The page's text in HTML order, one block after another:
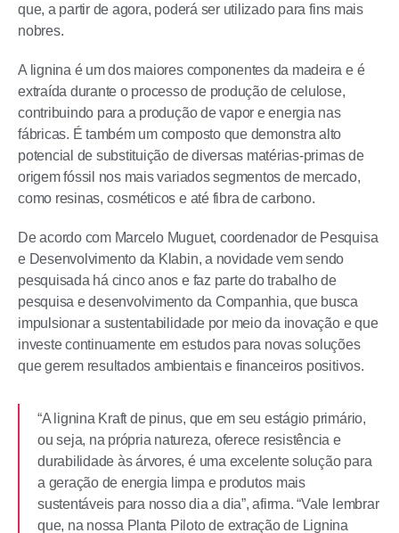
que, a partir de agora, poderá ser utilizado para fins mais
nobres.
A lignina é um dos maiores componentes da madeira e é
extraída durante o processo de produção de celulose,
contribuindo para a produção de vapor e energia nas
fábricas. É também um composto que demonstra alto
potencial de substituição de diversas matérias-primas de
origem fóssil nos mais variados segmentos de mercado,
como resinas, cosméticos e até fibra de carbono.
De acordo com Marcelo Muguet, coordenador de Pesquisa
e Desenvolvimento da Klabin, a novidade vem sendo
pesquisada há cinco anos e faz parte do trabalho de
pesquisa e desenvolvimento da Companhia, que busca
impulsionar a sustentabilidade por meio da inovação e que
investe continuamente em estudos para novas soluções
que gerem resultados ambientais e financeiros positivos.
“A lignina Kraft de pinus, que em seu estágio primário,
ou seja, na própria natureza, oferece resistência e
durabilidade às árvores, é uma excelente solução para
a geração de energia limpa e produtos mais
sustentáveis para nosso dia a dia”, afirma. “Vale lembrar
que, na nossa Planta Piloto de extração de Lignina